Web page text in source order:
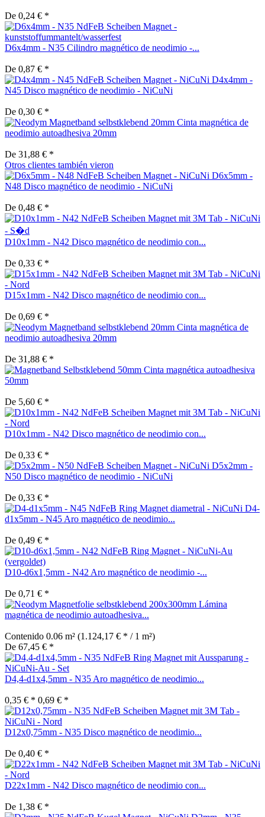
De 0,24 € *
D6x4mm - N35 Cilindro magnético de neodimio -...
De 0,87 € *
D4x4mm -
N45 Disco magnético de neodimio - NiCuNi
De 0,30 € *
Cinta magnética de
neodimio autoadhesiva 20mm
De 31,88 € *
Otros clientes también vieron
D6x5mm -
N48 Disco magnético de neodimio - NiCuNi
De 0,48 € *
D10x1mm - N42 Disco magnético de neodimio con...
De 0,33 € *
D15x1mm - N42 Disco magnético de neodimio con...
De 0,69 € *
Cinta magnética de
neodimio autoadhesiva 20mm
De 31,88 € *
Cinta magnética autoadhesiva
50mm
De 5,60 € *
D10x1mm - N42 Disco magnético de neodimio con...
De 0,33 € *
D5x2mm -
N50 Disco magnético de neodimio - NiCuNi
De 0,33 € *
D4-
d1x5mm - N45 Aro magnético de neodimio...
De 0,49 € *
D10-d6x1,5mm - N42 Aro magnético de neodimio -...
De 0,71 € *
Lámina
magnética de neodimio autoadhesiva...
Contenido 0.06 m² (1.124,17 € * / 1 m²)
De 67,45 € *
D4,4-d1x4,5mm - N35 Aro magnético de neodimio...
0,35 € * 0,69 € *
D12x0,75mm - N35 Disco magnético de neodimio...
De 0,40 € *
D22x1mm - N42 Disco magnético de neodimio con...
De 1,38 € *